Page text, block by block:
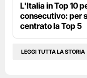
L'Italia in Top 10
consecutivo: per
centrato la Top 5
LEGGI TUTTA LA STORIA